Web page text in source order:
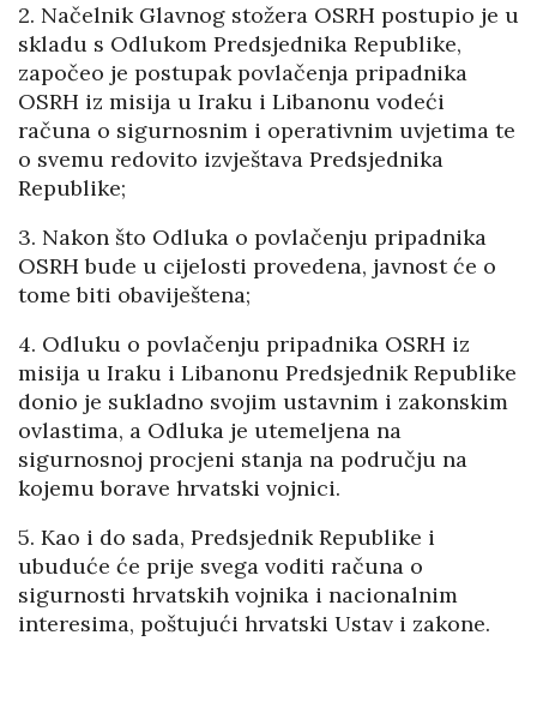
2. Načelnik Glavnog stožera OSRH postupio je u
skladu s Odlukom Predsjednika Republike,
započeo je postupak povlačenja pripadnika
OSRH iz misija u Iraku i Libanonu vodeći
računa o sigurnosnim i operativnim uvjetima te
o svemu redovito izvještava Predsjednika
Republike;
3. Nakon što Odluka o povlačenju pripadnika
OSRH bude u cijelosti provedena, javnost će o
tome biti obaviještena;
4. Odluku o povlačenju pripadnika OSRH iz
misija u Iraku i Libanonu Predsjednik Republike
donio je sukladno svojim ustavnim i zakonskim
ovlastima, a Odluka je utemeljena na
sigurnosnoj procjeni stanja na području na
kojemu borave hrvatski vojnici.
5. Kao i do sada, Predsjednik Republike i
ubuduće će prije svega voditi računa o
sigurnosti hrvatskih vojnika i nacionalnim
interesima, poštujući hrvatski Ustav i zakone.